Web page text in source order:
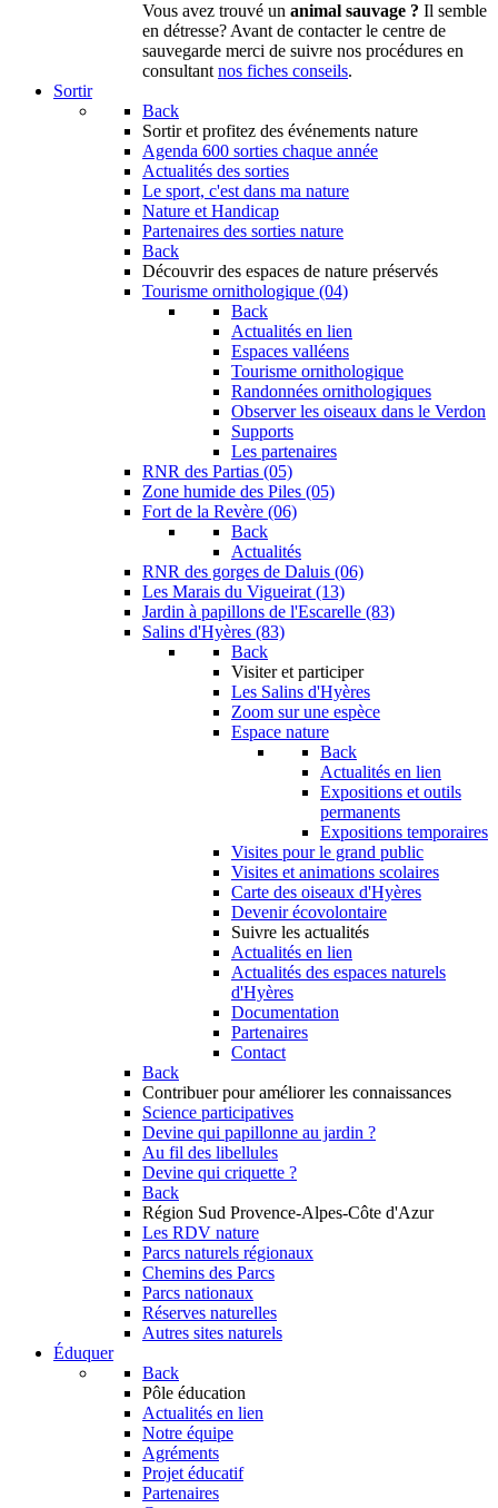
Vous avez trouvé un animal sauvage ? Il semble
en détresse? Avant de contacter le centre de
sauvegarde merci de suivre nos procédures en
consultant nos fiches conseils.
Sortir
Back
Sortir et profitez des événements nature
Agenda 600 sorties chaque année
Actualités des sorties
Le sport, c'est dans ma nature
Nature et Handicap
Partenaires des sorties nature
Back
Découvrir des espaces de nature préservés
Tourisme ornithologique (04)
Back
Actualités en lien
Espaces valléens
Tourisme ornithologique
Randonnées ornithologiques
Observer les oiseaux dans le Verdon
Supports
Les partenaires
RNR des Partias (05)
Zone humide des Piles (05)
Fort de la Revère (06)
Back
Actualités
RNR des gorges de Daluis (06)
Les Marais du Vigueirat (13)
Jardin à papillons de l'Escarelle (83)
Salins d'Hyères (83)
Back
Visiter et participer
Les Salins d'Hyères
Zoom sur une espèce
Espace nature
Back
Actualités en lien
Expositions et outils
permanents
Expositions temporaires
Visites pour le grand public
Visites et animations scolaires
Carte des oiseaux d'Hyères
Devenir écovolontaire
Suivre les actualités
Actualités en lien
Actualités des espaces naturels
d'Hyères
Documentation
Partenaires
Contact
Back
Contribuer pour améliorer les connaissances
Science participatives
Devine qui papillonne au jardin ?
Au fil des libellules
Devine qui criquette ?
Back
Région Sud Provence-Alpes-Côte d'Azur
Les RDV nature
Parcs naturels régionaux
Chemins des Parcs
Parcs nationaux
Réserves naturelles
Autres sites naturels
Éduquer
Back
Pôle éducation
Actualités en lien
Notre équipe
Agréments
Projet éducatif
Partenaires